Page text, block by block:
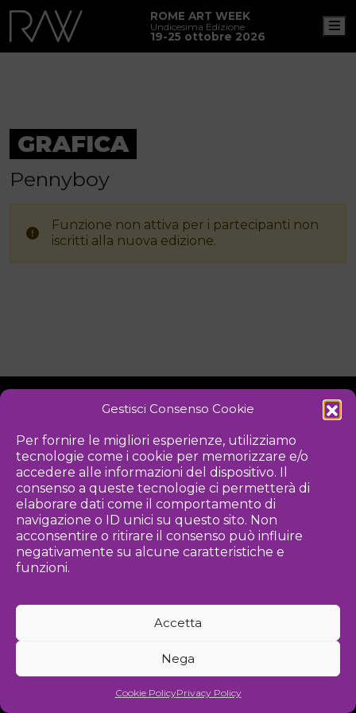
Gestisci Consenso Cookie
Per fornire le migliori esperienze, utilizziamo
tecnologie come i cookie per memorizzare e/o
accedere alle informazioni del dispositivo. Il
consenso a queste tecnologie ci permetterà di
elaborare dati come il comportamento di
navigazione o ID unici su questo sito. Non
acconsentire o ritirare il consenso può influire
negativamente su alcune caratteristiche e
funzioni.
Accetta
Nega
Cookie PolicyPrivacy Policy
ROME ART WEEK
Undicesima Edizione
19-25 ottobre 2026
GRAFICA
Pennyboy
Funzione non attiva per i partecipanti non
iscritti alla nuova edizione.
PRIVACY POLICY
Iniziativa
Associazione culturale per la promozione delle arti visive
2026 Associazione Kou - [cf] 97815340589